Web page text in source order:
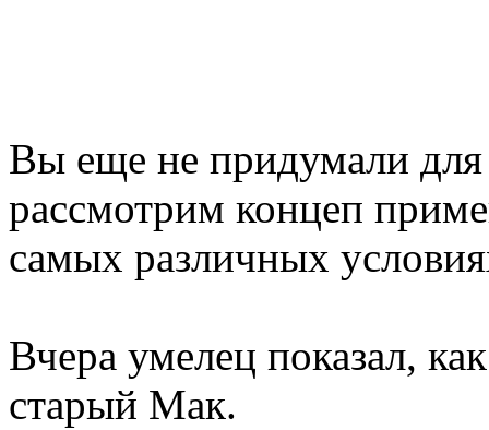
Вы еще не придумали для
рассмотрим концеп
самых различных
Вчера умелец показал,
старый Мак.